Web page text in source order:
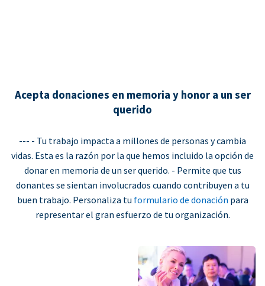
Acepta donaciones en memoria y honor a un ser
querido
--- - Tu trabajo impacta a millones de personas y cambia
vidas. Esta es la razón por la que hemos incluido la opción de
donar en memoria de un ser querido. - Permite que tus
donantes se sientan involucrados cuando contribuyen a tu
buen trabajo. Personaliza tu formulario de donación para
representar el gran esfuerzo de tu organización.